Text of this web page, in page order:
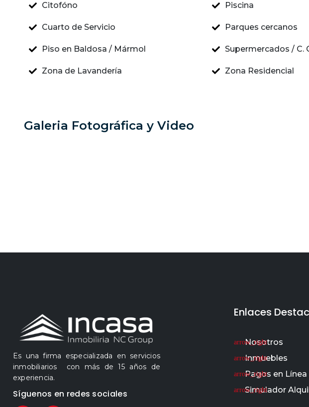
Citofóno
Cuarto de Servicio
Piso en Baldosa / Mármol
Zona de Lavandería
Piscina
Parques cercanos
Supermercados / C.
Zona Residencial
Galeria Fotográfica y Video
Es una firma especializada en servicios
inmobiliarios con más de 15 años de
experiencia.
Síguenos en redes sociales
Enlaces
Nosotros
Inmuebles
Pagos en Línea
Simulador